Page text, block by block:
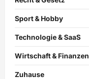
Sport & Hobby
Technologie & SaaS
Wirtschaft & Finanzen
Zuhause